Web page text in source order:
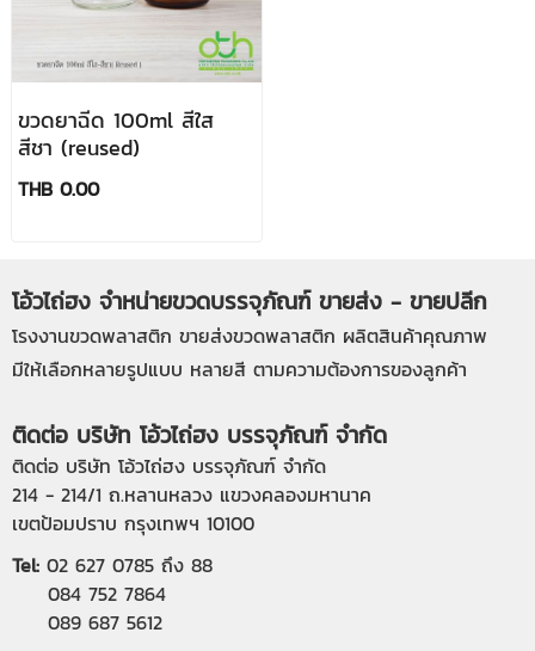
ขวดยาฉีด 100ml สีใส
สีชา (reused)
THB 0.00
โอ้วไถ่ฮง จำหน่ายขวดบรรจุภัณฑ์ ขายส่ง - ขายปลีก
โรงงานขวดพลาสติก ขายส่งขวดพลาสติก ผลิตสินค้าคุณภาพ
มีให้เลือกหลายรูปแบบ หลายสี ตามความต้องการของลูกค้า
ติดต่อ บริษัท โอ้วไถ่ฮง บรรจุภัณฑ์ จำกัด
ติดต่อ บริษัท โอ้วไถ่ฮง บรรจุภัณฑ์ จำกัด
214 - 214/1 ถ.หลานหลวง แขวงคลองมหานาค
เขตป้อมปราบ กรุงเทพฯ 10100
Tel: 02 627 0785 ถึง 88
084 752 7864
089 687 5612